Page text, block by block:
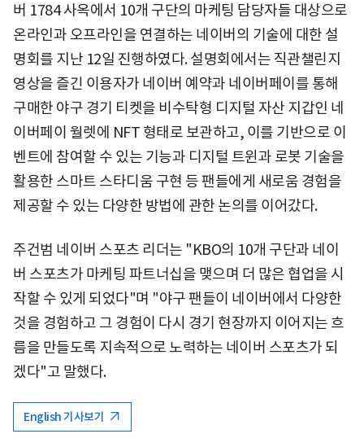
버 1784 사옥에서 10개 구단의 마케팅 담당자들 대상으로
온라인과 오프라인을 연결하는 네이버의 기술에 대한 설
명회를 지난 12일 진행하였다. 설명회에서는 직관챌린지
영상을 즐긴 이용자가 네이버 예약과 네이버페이를 통해
구매한 야구 경기 티켓을 비수탁형 디지털 자산 지갑인 네
이버페이 월렛에 NFT 형태로 보관하고, 이를 기반으로 이
벤트에 참여할 수 있는 기능과 디지털 트윈과 로봇 기술을
활용한 스마트 스타디움 구현 등 팬들에게 새로움 경험을
제공할 수 있는 다양한 방법에 관한 논의를 이어갔다.
주건범 네이버 스포츠 리더는 "KBO의 10개 구단과 네이
버 스포츠가 마케팅 파트너십을 맺으며 더 많은 협업을 시
작할 수 있게 되었다"며 "야구 팬들이 네이버에서 다양한
것을 경험하고 그 경험이 다시 경기 현장까지 이어지는 흐
름을 만들도록 지속적으로 노력하는 네이버 스포츠가 되
겠다"고 말했다.
English 기사보기